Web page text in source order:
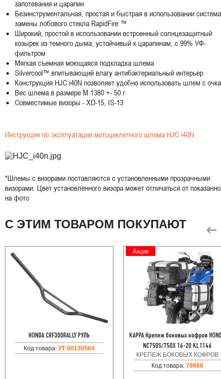
запотевания и царапин
Безинструментальная, простая и быстрая в использовании система
замены лобового стекла RapidFire ™
Широкий, простой в использовании встроенный солнцезащитный
козырек из темного дыма, устойчивый к царапинам, с 99% УФ-
фильтром
Мягкая съемная моющаяся подкладка шлема
Silvercool™ впитывающий влагу антибактериальный интерьер
Конструкция HJC i40N позволяет удобно использовать шлем с
Вес шлема в размере M 1380 +- 50 г
Совместимые визоры - XD-15 , IS-13
Инструкция по эксплуатации мотоциклетного шлема HJC i40N
*Шлемы с визорами поставляются с установленными прозрачными
визорами. Цвет установленного визора может отличаться от
на фото
С ЭТИМ ТОВАРОМ ПОКУПАЮТ
HONDA CRF300RALLY РУЛЬ
Код товара: УТ-00130564
Акция
KAPPA Крепеж боковых кофров
NC750S/750X 16-20 KL1146
КРЕПЕЖ БОКОВЫХ КОФРОВ
Код товара: 79888